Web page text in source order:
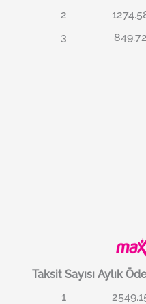
2
3
849.72
Taksit Sayısı Aylık
1